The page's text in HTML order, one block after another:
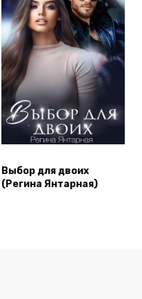
Выбор для двоих
(Регина Янтарная)